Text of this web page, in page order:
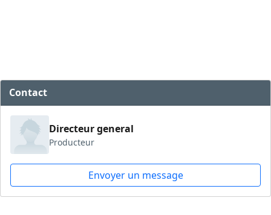
Contact
Directeur general
Producteur
Envoyer un message